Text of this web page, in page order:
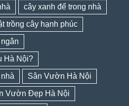
cây xanh để trong nhà
trồng cây hạnh phúc
Hà Nội?
Sân Vườn Hà Nội
Vườn Đẹp Hà Nội